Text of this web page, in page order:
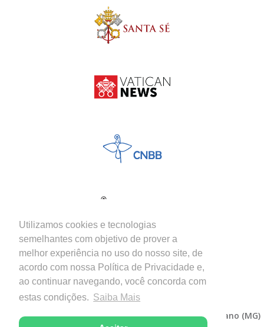
Utilizamos cookies e tecnologias
semelhantes com objetivo de prover a
melhor experiência no uso do nosso site, de
acordo com nossa Política de Privacidade e,
ao continuar navegando, você concorda com
estas condições. Saiba Mais
Copyright © 2026 - Diocese de Itabira-Coronel Fabriciano (MG)